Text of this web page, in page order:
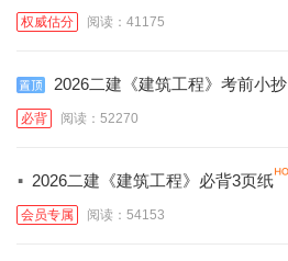
权威估分 阅读：41175
2026二建《建筑工程》考前小抄
必背 阅读：52270
· 2026二建《建筑工程》必背3页纸
会员专属 阅读：54153